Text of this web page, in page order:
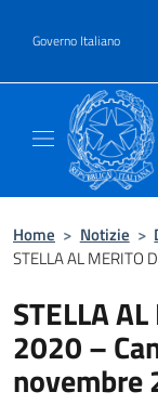
Governo Italiano
Home > Notizie >
STELLA AL MERITO
STELLA
2020 –
novembre